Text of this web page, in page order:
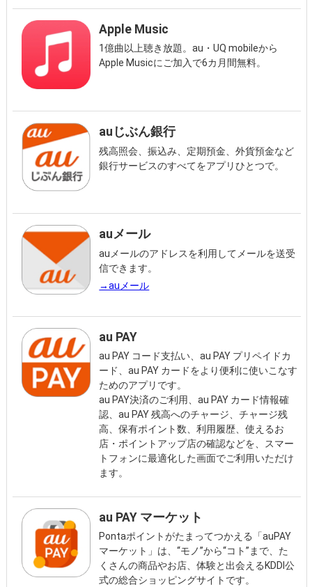
Apple Music
1億曲以上聴き放題。au・UQ mobileから
Apple Musicにご加入で6カ月間無料。
auじぶん銀行
残高照会、振込み、定期預金、外貨預金など
銀行サービスのすべてをアプリひとつで。
auメール
auメールのアドレスを利用してメールを送受
信できます。
→auメール
au PAY
au PAY コード支払い、au PAY プリペイドカ
ード、au PAY カードをより便利に使いこなす
ためのアプリです。
au PAY決済のご利用、au PAY カード情報確
認、au PAY 残高へのチャージ、チャージ残
高、保有ポイント数、利用履歴、使えるお
店・ポイントアップ店の確認などを、スマー
トフォンに最適化した画面でご利用いただけ
ます。
au PAY マーケット
Pontaポイントがたまってつかえる「auPAY
マーケット」は、“モノ”から“コト”まで、た
くさんの商品やお店、体験と出会えるKDDI公
式の総合ショッピングサイトです。